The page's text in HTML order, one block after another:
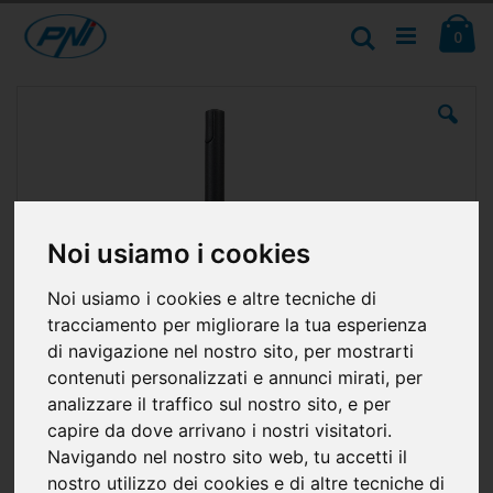
Noi usiamo i cookies
Noi usiamo i cookies e altre tecniche di
tracciamento per migliorare la tua esperienza
di navigazione nel nostro sito, per mostrarti
contenuti personalizzati e annunci mirati, per
analizzare il traffico sul nostro sito, e per
capire da dove arrivano i nostri visitatori.
Navigando nel nostro sito web, tu accetti il
nostro utilizzo dei cookies e di altre tecniche di
Salta
al
contenuto
0
Cerca